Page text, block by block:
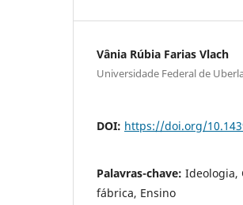
Vânia Rúbia Farias Vlach
Universidade Federal de
DOI: https://doi.org/
Palavras-chave: Ideologia,
fábrica, Ensino